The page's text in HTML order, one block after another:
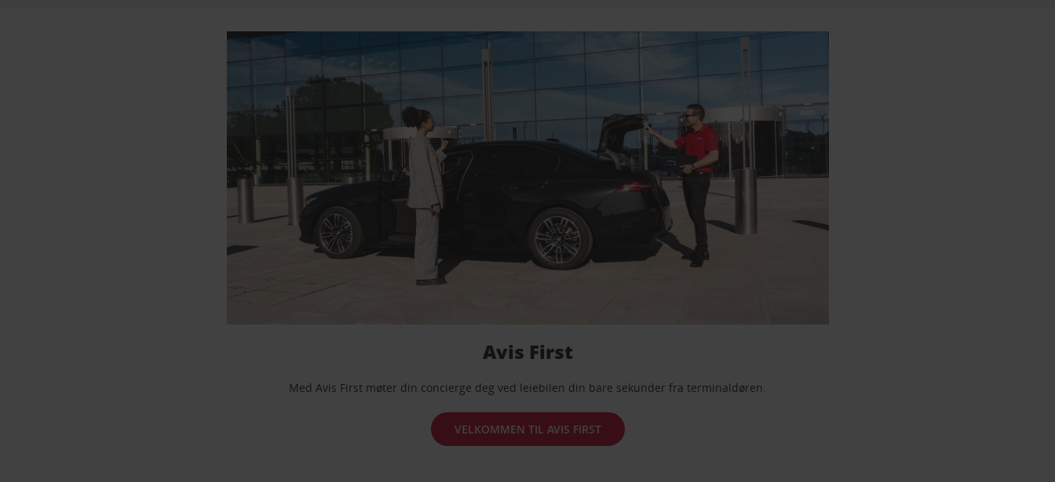
Avis First
Med Avis First møter din concierge deg ved leiebilen din bare sekunder fra terminaldøren.
VELKOMMEN TIL AVIS FIRST